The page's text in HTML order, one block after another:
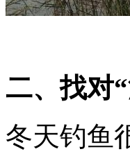
二、找对“
冬天钓鱼